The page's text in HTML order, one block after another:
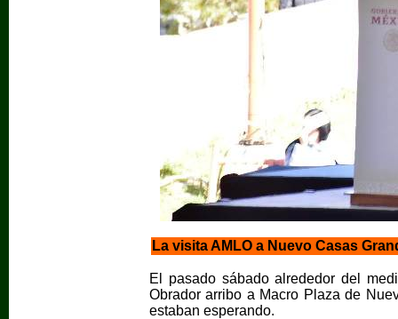
La visita AMLO a Nuevo Casas
El pasado sábado alrededor del
Obrador arribo a Macro Plaza de
estaban esperando.